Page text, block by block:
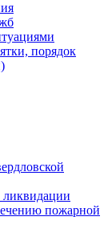
порядок
пожарной